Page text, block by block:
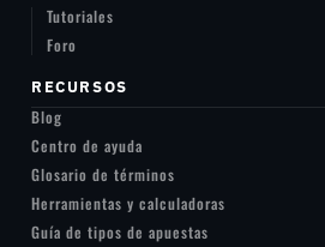
Tutoriales
Foro
RECURSOS
Blog
Centro de ayuda
Glosario de términos
Herramientas y calculadoras
Guía de tipos de apuestas